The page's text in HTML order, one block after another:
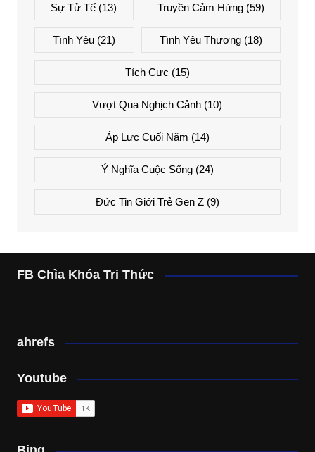
Sự Tử Tế (13) Truyền Cảm Hứng(59)
Tình Yêu (21) Tình Yêu Thương(18)
Tích Cực (15)
Vượt Qua Nghịch Cảnh (10)
Áp Lực Cuối Năm (14)
Ý Nghĩa Cuộc Sống(24)
Đức Tin Giới Trẻ Gen Z(9)
FB Chìa Khóa Tri Thức
ahrefs
Youtube